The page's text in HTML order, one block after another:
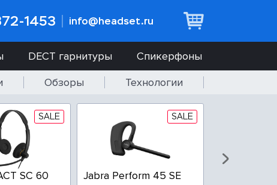
1453 info@headset.ru
DECT гарнитуры
Спикерфоны
Обзоры Технологии
SALE
SC 60
SALE
Jabra Perform 45 SE